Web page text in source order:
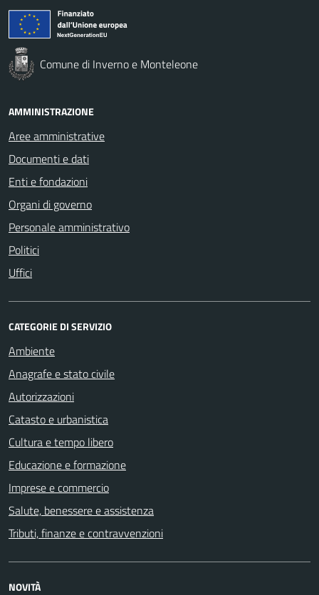
Comune di Inverno e Monteleone
AMMINISTRAZIONE
Aree amministrative
Documenti e dati
Enti e fondazioni
Organi di governo
Personale amministrativo
Politici
Uffici
CATEGORIE DI SERVIZIO
Ambiente
Anagrafe e stato civile
Autorizzazioni
Catasto e urbanistica
Cultura e tempo libero
Educazione e formazione
Imprese e commercio
Salute, benessere e assistenza
Tributi, finanze e contravvenzioni
NOVITÀ